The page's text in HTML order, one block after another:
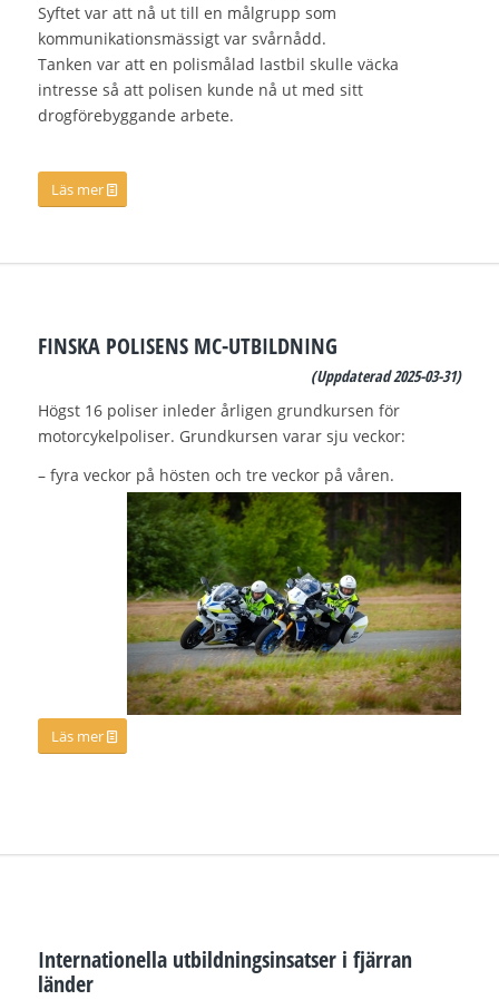
Syftet var att nå ut till en målgrupp som
kommunikationsmässigt var svårnådd.
Tanken var att en polismålad lastbil skulle väcka
intresse så att polisen kunde nå ut med sitt
drogförebyggande arbete.
Läs mer
FINSKA POLISENS MC-UTBILDNING
(Uppdaterad 2025-03-31)
Högst 16 poliser inleder årligen grundkursen för
motorcykelpoliser. Grundkursen varar sju veckor:
– fyra veckor på hösten och tre veckor på våren.
Läs mer
Internationella utbildningsinsatser i fjärran
länder